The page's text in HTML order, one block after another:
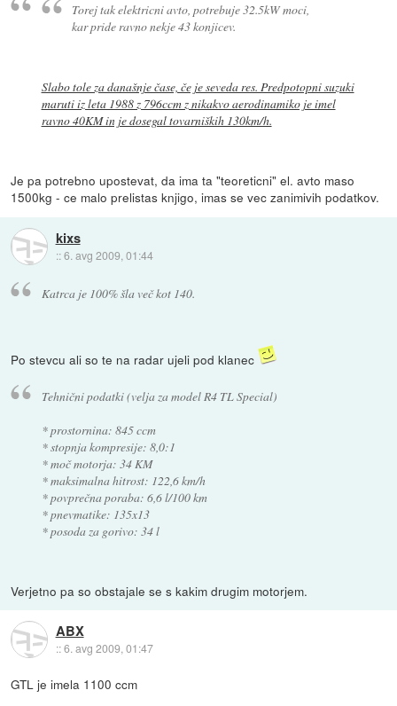
Torej tak elektricni avto, potrebuje 32.5kW moci,
kar pride ravno nekje 43 konjicev.
Slabo tole za današnje čase, če je seveda res. Predpotopni suzuki
maruti iz leta 1988 z 796ccm z nikakvo aerodinamiko je imel
ravno 40KM in je dosegal tovarniških 130km/h.
Je pa potrebno upostevat, da ima ta "teoreticni" el. avto maso
1500kg - ce malo prelistas knjigo, imas se vec zanimivih podatkov.
kixs
::6. avg 2009, 01:44
Katrca je 100% šla več kot 140.
Po stevcu ali so te na radar ujeli pod klanec
Tehnični podatki (velja za model R4 TL Special)
* prostornina: 845 ccm
* stopnja kompresije: 8,0:1
* moč motorja: 34 KM
* maksimalna hitrost: 122,6 km/h
* povprečna poraba: 6,6 l/100 km
* pnevmatike: 135x13
* posoda za gorivo: 34 l
Verjetno pa so obstajale se s kakim drugim motorjem.
ABX
::6. avg 2009, 01:47
GTL je imela 1100 ccm